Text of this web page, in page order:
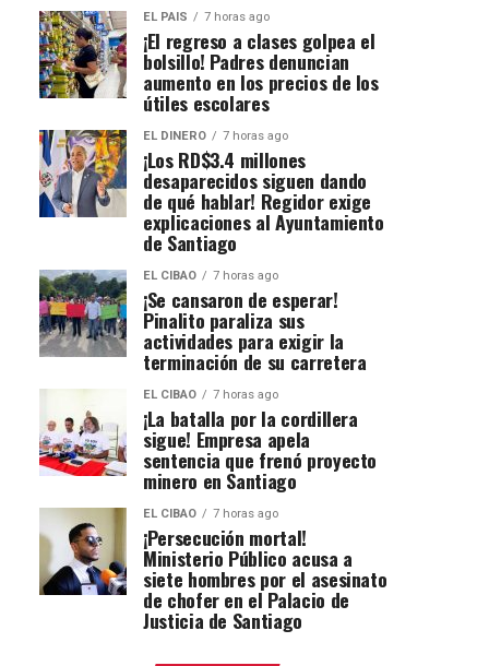
EL PAIS 7 horas ago
¡El regreso a clases golpea el
bolsillo! Padres denuncian
aumento en los precios de los
útiles escolares
EL DINERO 7 horas ago
¡Los RD$3.4 millones
desaparecidos siguen dando
de qué hablar! Regidor exige
explicaciones al Ayuntamiento
de Santiago
EL CIBAO 7 horas ago
¡Se cansaron de esperar!
Pinalito paraliza sus
actividades para exigir la
terminación de su carretera
EL CIBAO 7 horas ago
¡La batalla por la cordillera
sigue! Empresa apela
sentencia que frenó proyecto
minero en Santiago
EL CIBAO 7 horas ago
¡Persecución mortal!
Ministerio Público acusa a
siete hombres por el asesinato
de chofer en el Palacio de
Justicia de Santiago